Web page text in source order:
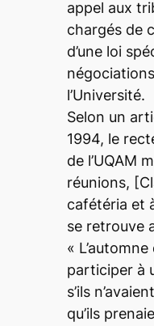
appel aux
chargés de
d’une loi
l’Université.
Selon un
1994, le
de l’UQAM
réunions,
cafétéria et
se retrouve
«
participer à
s’ils
qu’ils